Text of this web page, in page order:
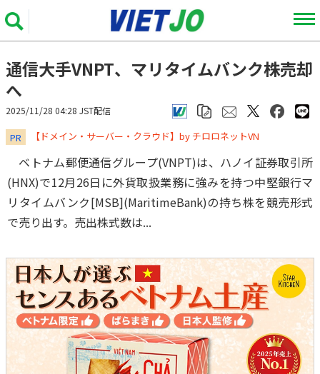
通信大手VNPT、マリタイムバンク株売却
へ
2025/11/28 04:28 JST配信
PR ​​​​​​​【ドメイン・サーバー・クラウド】by チロロネットVN
ベトナム郵便通信グループ(VNPT)は、ハノイ証券取引所
(HNX)で12月26日に外貨取扱業務に強みを持つ中堅銀行マ
リタイムバンク[MSB](MaritimeBank)の持ち株を競売形式
で売り出す。売出株式数は...